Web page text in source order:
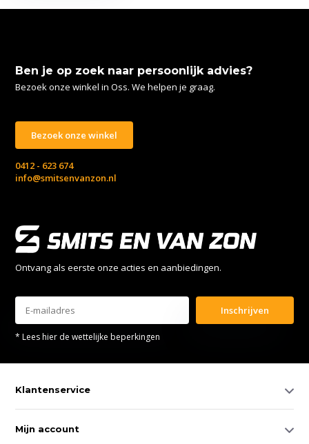
Ben je op zoek naar persoonlijk advies?
Bezoek onze winkel in Oss. We helpen je graag.
Bezoek onze winkel
0412 - 623 674
info@smitsenvanzon.nl
Ontvang als eerste onze acties en aanbiedingen.
Inschrijven
* Lees hier de wettelijke beperkingen
Klantenservice
Mijn account